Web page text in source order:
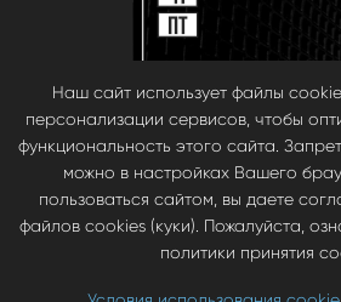
© babara 2014. При публикации
Инновационные автомобильные ЭВА
Наш сайт использует файлы
персонализации сервисов, чтобы
функциональность этого сайта.
можно в настройках Вашего
пользоваться сайтом, вы даете
файлов cookies (куки). Пожалуйста,
политики принятия